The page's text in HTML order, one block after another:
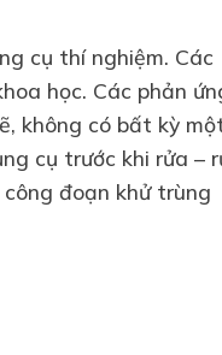
cụ thí nghiệm. Các
học. Các phản
không có bất kỳ
cụ trước khi rửa –
đoạn khử trùng